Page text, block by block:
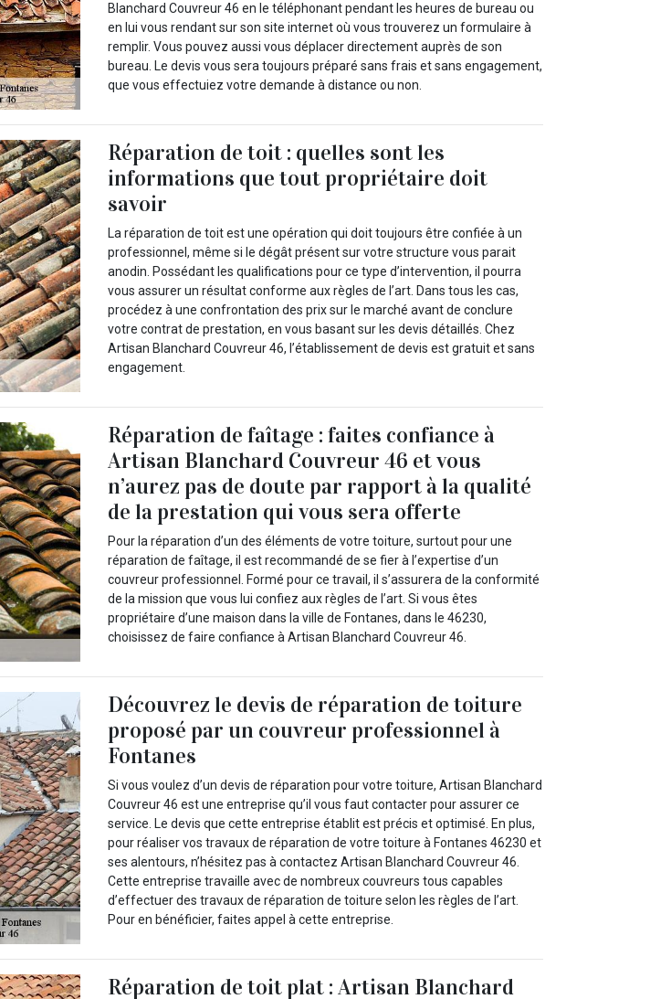
Blanchard Couvreur 46 en le téléphonant pendant les heures de bureau ou
en lui vous rendant sur son site internet où vous trouverez un formulaire à
remplir. Vous pouvez aussi vous déplacer directement auprès de son
bureau. Le devis vous sera toujours préparé sans frais et sans engagement,
que vous effectuiez votre demande à distance ou non.
Réparation de toit : quelles sont les
informations que tout propriétaire doit
savoir
La réparation de toit est une opération qui doit toujours être confiée à un
professionnel, même si le dégât présent sur votre structure vous parait
anodin. Possédant les qualifications pour ce type d’intervention, il pourra
vous assurer un résultat conforme aux règles de l’art. Dans tous les cas,
procédez à une confrontation des prix sur le marché avant de conclure
votre contrat de prestation, en vous basant sur les devis détaillés. Chez
Artisan Blanchard Couvreur 46, l’établissement de devis est gratuit et sans
engagement.
Réparation de faîtage : faites confiance à
Artisan Blanchard Couvreur 46 et vous
n’aurez pas de doute par rapport à la qualité
de la prestation qui vous sera offerte
Pour la réparation d’un des éléments de votre toiture, surtout pour une
réparation de faîtage, il est recommandé de se fier à l’expertise d’un
couvreur professionnel. Formé pour ce travail, il s’assurera de la conformité
de la mission que vous lui confiez aux règles de l’art. Si vous êtes
propriétaire d’une maison dans la ville de Fontanes, dans le 46230,
choisissez de faire confiance à Artisan Blanchard Couvreur 46.
Découvrez le devis de réparation de toiture
proposé par un couvreur professionnel à
Fontanes
Si vous voulez d’un devis de réparation pour votre toiture, Artisan Blanchard
Couvreur 46 est une entreprise qu’il vous faut contacter pour assurer ce
service. Le devis que cette entreprise établit est précis et optimisé. En plus,
pour réaliser vos travaux de réparation de votre toiture à Fontanes 46230 et
ses alentours, n’hésitez pas à contactez Artisan Blanchard Couvreur 46.
Cette entreprise travaille avec de nombreux couvreurs tous capables
d’effectuer des travaux de réparation de toiture selon les règles de l’art.
Pour en bénéficier, faites appel à cette entreprise.
Réparation de toit plat : Artisan Blanchard